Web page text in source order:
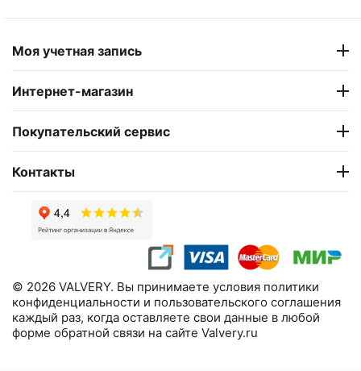
Моя учетная запись
Интернет-магазин
Покупательский сервис
Контакты
© 2026 VALVERY. Вы принимаете условия политики
конфиденциальности и пользовательского соглашения
каждый раз, когда оставляете свои данные в любой
форме обратной связи на сайте Valvery.ru